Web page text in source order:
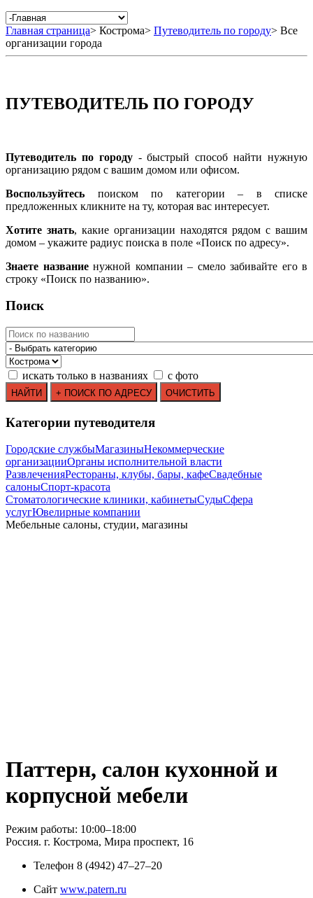
Главная страница> Кострома> Путеводитель по городу> Все
организации города
ПУТЕВОДИТЕЛЬ ПО ГОРОДУ
Путеводитель по городу- быстрый способ найти нужную
организацию рядом с вашим домом или офисом.
Воспользуйтесь поиском по категории – в списке
предложенных кликните на ту, которая вас интересует.
Хотите знать, какие организации находятся рядом с вашим
домом – укажите радиус поиска в поле «Поиск по адресу».
Знаете названиенужной компании – смело забивайте его в
строку «Поиск по названию».
Поиск
искать только в названиях с фото
Категории путеводителя
Городские службыМагазиныНекоммерческие
организацииОрганы исполнительной власти
РазвлеченияРестораны, клубы, бары, кафеСвадебные
салоныСпорт-красота
Стоматологические клиники, кабинетыСудыСфера
услугЮвелирные компании
Мебельные салоны, студии, магазины
Паттерн, салон кухонной и
корпусной мебели
Режим работы: 10:00–18:00
Россия. г. Кострома, Мира проспект, 16
Телефон 8 (4942) 47‒27‒20
Сайт www.patern.ru